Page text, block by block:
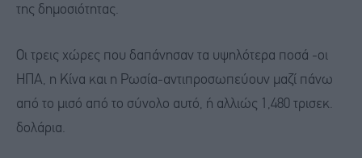
της δημοσιότητας.
Οι τρεις χώρες που δαπάνησαν τα υψηλότερα ποσά -οι
ΗΠΑ, η Κίνα και η Ρωσία-αντιπροσωπεύουν μαζί πάνω
από το μισό από το σύνολο αυτό, ή αλλιώς 1,480 τρισεκ.
δολάρια.